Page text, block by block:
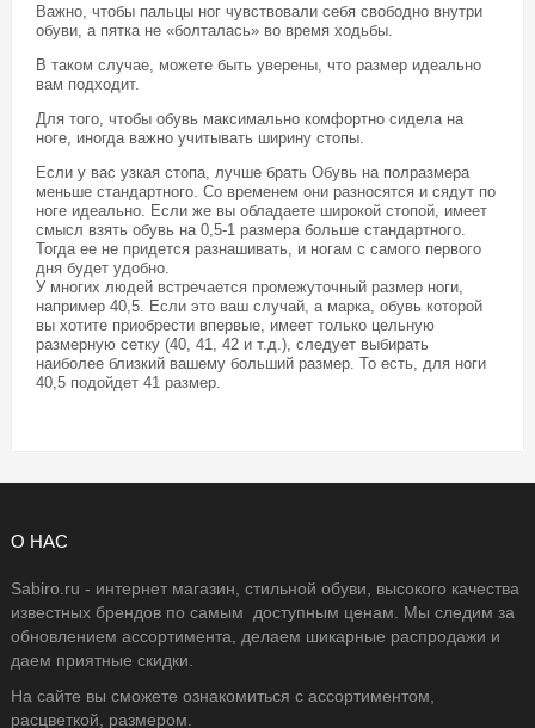
Важно, чтобы пальцы ног чувствовали себя свободно внутри
обуви, а пятка не «болталась» во время ходьбы.
В таком случае, можете быть уверены, что размер идеально
вам подходит.
Для того, чтобы обувь максимально комфортно сидела на
ноге, иногда важно учитывать ширину стопы.
Если у вас узкая стопа, лучше брать Обувь на полразмера
меньше стандартного. Со временем они разносятся и сядут по
ноге идеально. Если же вы обладаете широкой стопой, имеет
смысл взять обувь на 0,5-1 размера больше стандартного.
Тогда ее не придется разнашивать, и ногам с самого первого
дня будет удобно.
У многих людей встречается промежуточный размер ноги,
например 40,5. Если это ваш случай, а марка, обувь которой
вы хотите приобрести впервые, имеет только цельную
размерную сетку (40, 41, 42 и т.д.), следует выбирать
наиболее близкий вашему больший размер. То есть, для ноги
40,5 подойдет 41 размер.
О НАС
Sabiro.ru - интернет магазин, стильной обуви, высокого качества
известных брендов по самым доступным ценам. Мы следим за
обновлением ассортимента, делаем шикарные распродажи и
даем приятные скидки.
На сайте вы сможете ознакомиться с ассортиментом,
расцветкой, размером.